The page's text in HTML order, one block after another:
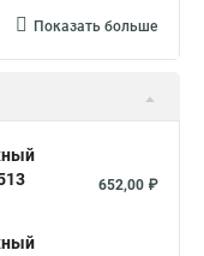
Показать больше
652,00 ₽